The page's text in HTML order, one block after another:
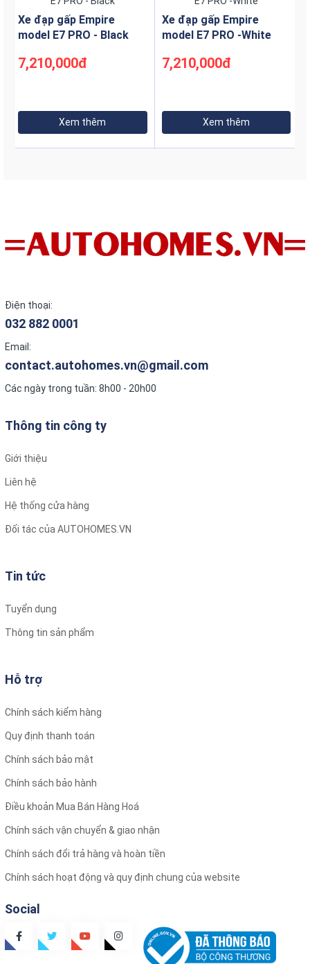
Xe đạp gấp Empire
model E7 PRO - Black
7,210,000đ
Xem thêm
Xe đạp gấp Empire
model E7 PRO -White
7,210,000đ
Xem thêm
Điện thoại:
032 882 0001
Email:
contact.autohomes.vn@gmail.com
Các ngày trong tuần: 8h00 - 20h00
Thông tin công ty
Giới thiệu
Liên hệ
Hệ thống cửa hàng
Đối tác của AUTOHOMES.VN
Tin tức
Tuyển dụng
Thông tin sản phẩm
Hỗ trợ
Chính sách kiểm hàng
Quy định thanh toán
Chính sách bảo mật
Chính sách bảo hành
Điều khoản Mua Bán Hàng Hoá
Chính sách vận chuyển & giao nhận
Chính sách đổi trả hàng và hoàn tiền
Chính sách hoạt động và quy định chung của website
Social